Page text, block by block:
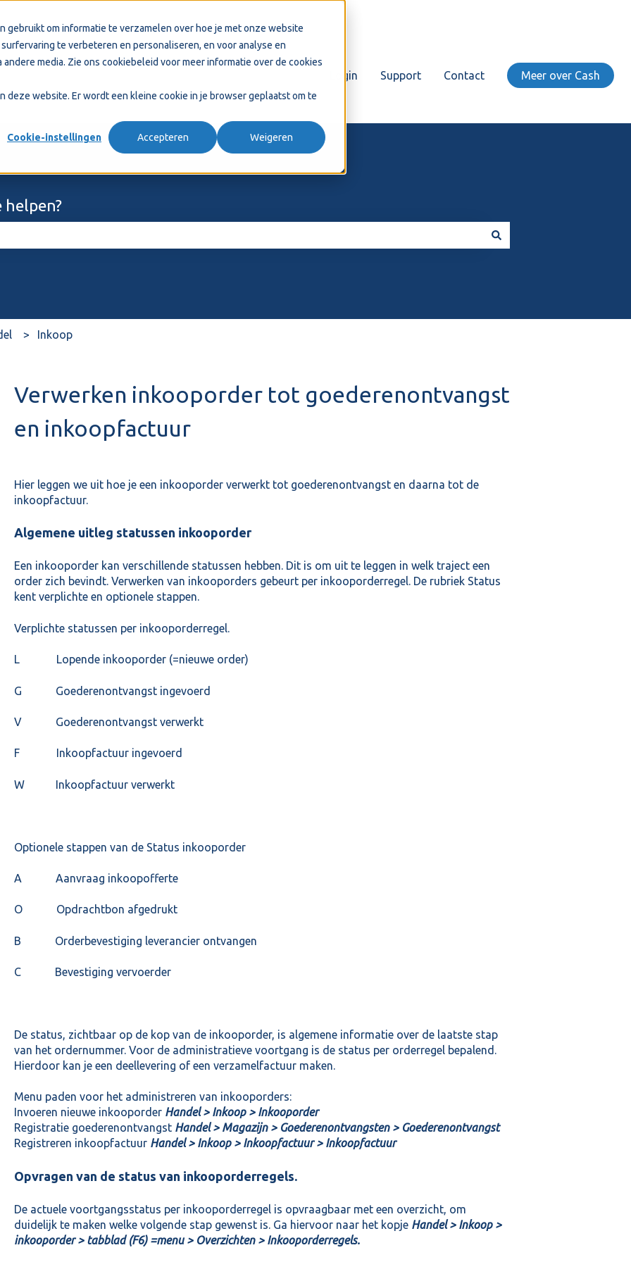
om informatie te verzamelen over hoe je met onze website
te verbeteren en personaliseren, en voor analyse en
media. Zie ons cookiebeleid voor meer informatie over de cookies
website. Er wordt een kleine cookie in je browser geplaatst om te
Cookie-instellingen Accepteren Weigeren
Login Support Contact Meer over Cash
helpen?
Inkoop
Verwerken inkooporder tot goederenontvangst
en inkoopfactuur
Hier leggen we uit hoe je een inkooporder verwerkt tot goederenontvangst en daarna tot de
inkoopfactuur.
Algemene uitleg statussen inkooporder
Een inkooporder kan verschillende statussen hebben. Dit is om uit te leggen in welk traject een
order zich bevindt. Verwerken van inkooporders gebeurt per inkooporderregel. De rubriek Status
kent verplichte en optionele stappen.
Verplichte statussen per inkooporderregel.
L Lopende inkooporder (=nieuwe order)
G Goederenontvangst ingevoerd
V Goederenontvangst verwerkt
F Inkoopfactuur ingevoerd
W Inkoopfactuur verwerkt
Optionele stappen van de Status inkooporder
A Aanvraag inkoopofferte
O Opdrachtbon afgedrukt
B Orderbevestiging leverancier ontvangen
C Bevestiging vervoerder
De status, zichtbaar op de kop van de inkooporder, is algemene informatie over de laatste stap
van het ordernummer. Voor de administratieve voortgang is de status per orderregel bepalend.
Hierdoor kan je een deellevering of een verzamelfactuur maken.
Menu paden voor het administreren van inkooporders:
Invoeren nieuwe inkooporder Handel > Inkoop > Inkooporder
Registratie goederenontvangst Handel > Magazijn > Goederenontvangsten > Goederenontvangst
Registreren inkoopfactuur Handel > Inkoop > Inkoopfactuur > Inkoopfactuur
Opvragen van de status van inkooporderregels.
De actuele voortgangsstatus per inkooporderregel is opvraagbaar met een overzicht, om
duidelijk te maken welke volgende stap gewenst is. Ga hiervoor naar het kopje Handel > Inkoop >
inkooporder > tabblad (F6) =menu > Overzichten > Inkooporderregels.